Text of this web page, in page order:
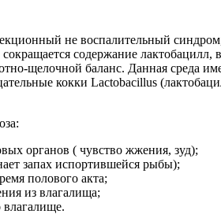
не воспалительный
сокращается содержание
щелочной баланс. Данная среда
кокки Lactobacillus
органов ( чувство жжения, зуд);
запах испортившейся рыбы);
полового акта;
из влагалища;
влагалище.